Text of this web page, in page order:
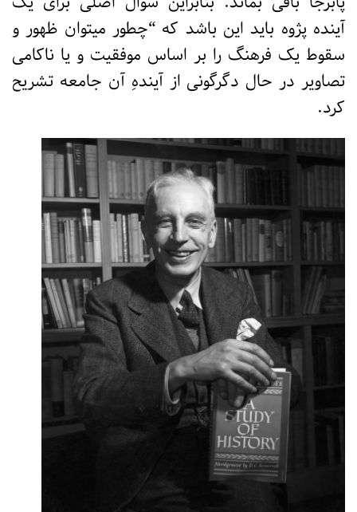
آینده پژوه باید این باشد که “چطور میتوان ظهور و
سقوط یک فرهنگ را بر اساس موفقیت و یا ناکامی
تصاویر در حال دگرگونی از آیندهِ آن جامعه تشریح
کرد.